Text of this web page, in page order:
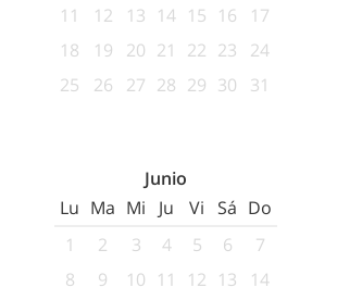
11
12 13 14 15 16
17
18
19 20 21 22 23
24
25
26 27 28 29 30 31
Junio
Lu Ma Mi Ju Vi Sá Do
1
2 3 4 5 6
7
8
9 10 11 12 13
14